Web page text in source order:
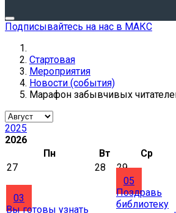
Подписывайтесь на нас в МАКС
Стартовая
Мероприятия
Новости (события)
Марафон забывчивых
2025
2026
Пн
Вт Ср
27
28 29
03
Вы готовы узнать
05
Поздравь
библиотеку